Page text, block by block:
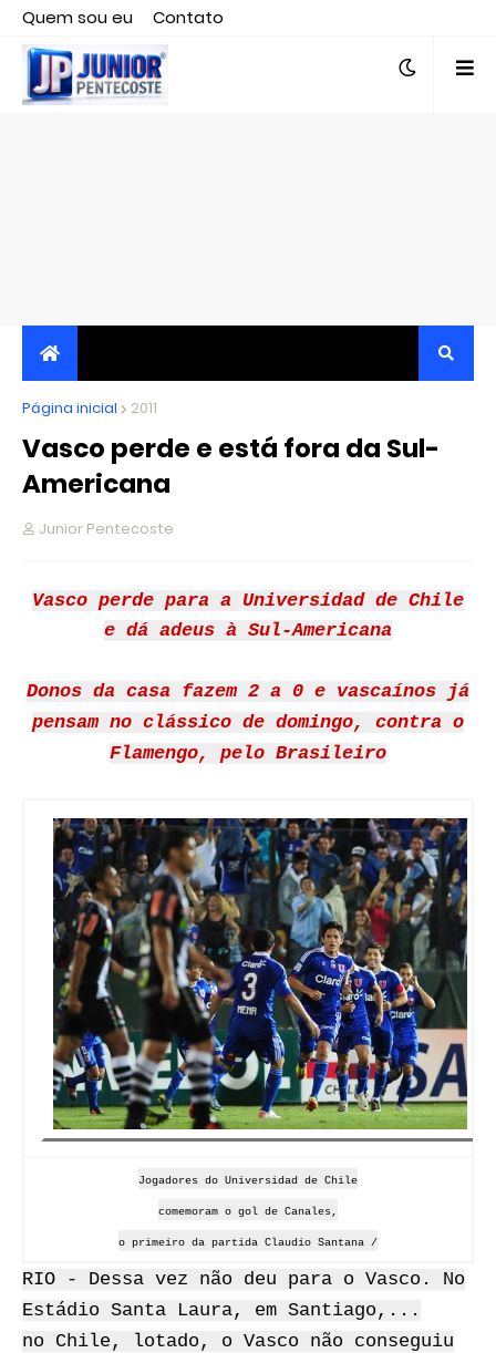
Quem sou eu
Contato
Editor responsável, jornalista Clovis Almeida.
JORNALISMO INDEPENDENTE, TRANSPARENTE E
CRÍTICO
Página inicial 2011
Vasco perde e está fora da Sul-
Americana
Junior Pentecoste
Vasco perde para a Universidad de Chile
e dá adeus à Sul-Americana
Donos da casa fazem 2 a 0 e vascaínos já
pensam no clássico de domingo, contra o
Flamengo, pelo Brasileiro
Jogadores do Universidad de Chile
comemoram o gol de Canales,
o primeiro da partida Claudio Santana /
RIO - Dessa vez não deu para o Vasco. No
Estádio Santa Laura, em Santiago,...
no Chile, lotado, o Vasco não conseguiu